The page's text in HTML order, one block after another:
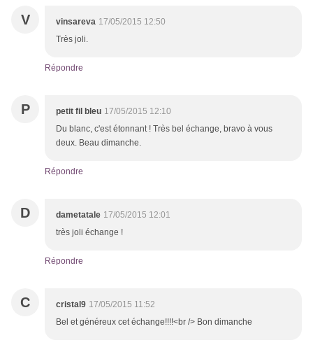
V vinsareva 17/05/2015 12:50
Très joli.
Répondre
P petit fil bleu 17/05/2015 12:10
Du blanc, c'est étonnant ! Très bel échange, bravo à vous
deux. Beau dimanche.
Répondre
D dametatale 17/05/2015 12:01
très joli échange !
Répondre
C cristal9 17/05/2015 11:52
Bel et généreux cet échange!!!!<br /> Bon dimanche